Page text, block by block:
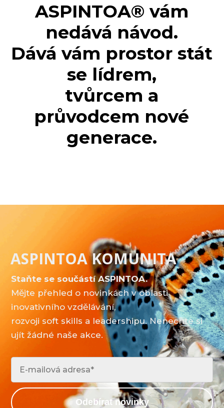
ASPINTOA® vám
nedává návod.
Dává vám prostor stát
se lídrem,
tvůrcem a
průvodcem nové
generace.
ASPINTOA KOMUNITA
Staňte se součástí ASPINTOA.
Mějte přehled o novinkách v oblasti
inovativního vzdělávání,
rozvoji soft skills a leadershipu. Nenechte si
ujít žádné naše akce.
Odebírat novinky